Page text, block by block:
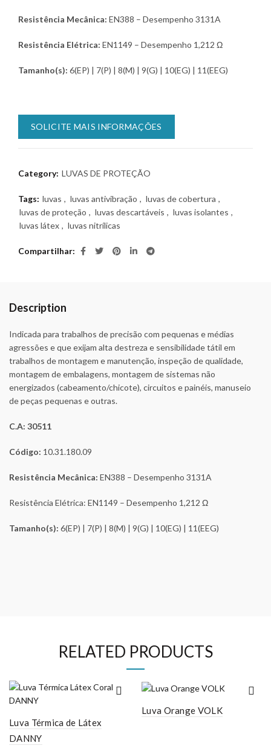
Resistência Mecânica: EN388 – Desempenho 3131A
Resistência Elétrica: EN1149 – Desempenho 1,212 Ω
Tamanho(s): 6(EP) | 7(P) | 8(M) | 9(G) | 10(EG) | 11(EEG)
SOLICITE MAIS INFORMAÇÕES
Category: LUVAS DE PROTEÇÃO
Tags: luvas , luvas antivibração , luvas de cobertura ,
luvas de proteção , luvas descartáveis , luvas isolantes ,
luvas látex , luvas nitrílicas
Compartilhar
Description
Indicada para trabalhos de precisão com pequenas e médias
agressões e que exijam alta destreza e sensibilidade tátil em
trabalhos de montagem e manutenção, inspeção de qualidade,
montagem de embalagens, montagem de sistemas não
energizados (cabeamento/chicote), circuitos e painéis, manuseio
de peças pequenas e outras.
C.A: 30511
Código: 10.31.180.09
Resistência Mecânica: EN388 – Desempenho 3131A
Resistência Elétrica: EN1149 – Desempenho 1,212 Ω
Tamanho(s): 6(EP) | 7(P) | 8(M) | 9(G) | 10(EG) | 11(EEG)
RELATED PRODUCTS
Luva Térmica de Látex
DANNY
Luva Orange VOLK